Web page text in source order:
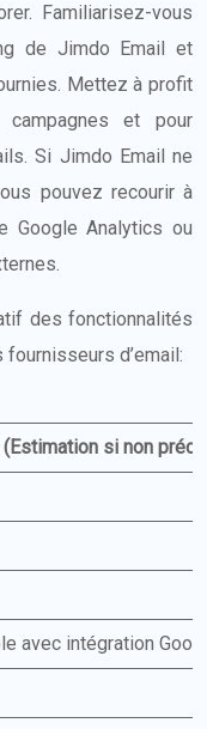
Familiarisez-vous
de Jimdo Email et
Mettez à profit
et pour
Si Jimdo Email ne
pouvez recourir à
Google Analytics ou
des fonctionnalités
d’email:
si non
avec intégration